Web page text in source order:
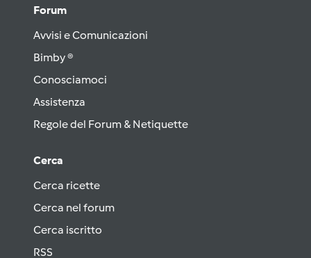
Forum
Avvisi e Comunicazioni
Bimby ®
Conosciamoci
Assistenza
Regole del Forum & Netiquette
Cerca
Cerca ricette
Cerca nel forum
Cerca iscritto
RSS